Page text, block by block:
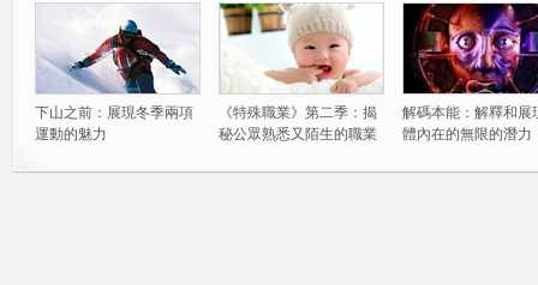
下山之前：展現冬季兩項
運動的魅力
《特殊職業》第二季：揭
秘公眾熟悉又陌生的職業
解碼本能：解釋和展
體內在的無限的潛力